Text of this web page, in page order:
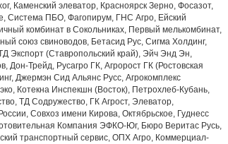
элеватор, Красноярск Зерно, Фосазот,
Система ПБО, Фагопирум, ГНС Агро, Ейский
комбинат в Сокольниках, Первый мелькомбинат,
союз свиноводов, Бетасид Рус, Сигма Холдинг,
Экспорт (Ставропольский край), Эйч Энд Эн,
Трейд, Русагро ГК, Агророст ГК (Ростовская
Джермэн Сид Альянс Русс, Агрокомплекс
Котекна Инспекшн (Восток), Петрохлеб-Кубань,
ТД Содружество, ГК Агрост, Элеватор,
Совхоз имени Кирова, Октябрьское, Гуднесс
Компания ЭФКО-Юг, Бюро Веритас Русь,
транспортный сервис, ОПХ Агро, Коммерциал-